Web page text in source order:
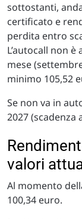
sottostanti,
certificato e
perdita entro
L’autocall non
mese
minimo 105,52
Se non va in
2027 (scadenza
valori
Al momento
100,34 euro.